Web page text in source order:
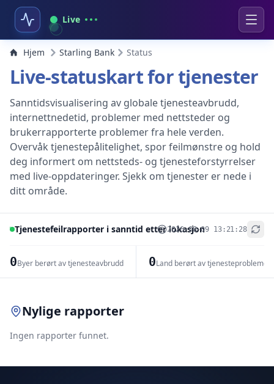
Live
Hjem Starling Bank Status
Live-statuskart for tjenester
Sanntidsvisualisering av globale tjenesteavbrudd,
internettnedetid, problemer med nettsteder og
brukerrapporterte problemer fra hele verden.
Overvåk tjenestepålitelighet, spor feilmønstre og hold
deg informert om nettsteds- og tjenesteforstyrrelser
med live-oppdateringer. Sjekk om tjenester er nede i
ditt område.
Tjenestefeilrapporter i sanntid etter lokasjon2026-08-09 13:21:28
0Byer berørt av tjenesteavbrudd 0Land berørt av tjenesteproblemer
+
Nylige rapporter
Ingen rapporter funnet.